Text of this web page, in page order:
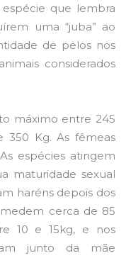
que lembra
uma “juba” ao
de pelos nos
considerados
máximo entre 245
Kg. As fêmeas
espécies atingem
maturidade sexual
haréns depois dos
cerca de 85
10 e 15kg, e nos
junto da mãe